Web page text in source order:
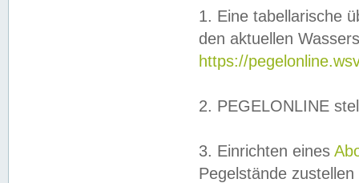
1. Eine tabellarische
den aktuellen
https://
2. PEGELONLINE
3. Einrichten eines
Pegelstände